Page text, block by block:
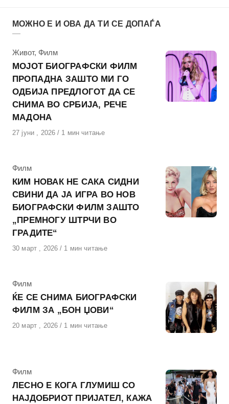
МОЖНО Е И ОВА ДА ТИ СЕ ДОПАЃА
КАтегорија
Живот, Филм
МОЈОТ БИОГРАФСКИ ФИЛМ
ПРОПАДНА ЗАШТО МИ ГО
ОДБИЈА ПРЕДЛОГОТ ДА СЕ
СНИМА ВО СРБИЈА, РЕЧЕ
МАДОНА
Објавено
27 јуни , 2026 1 мин читање
КАтегорија
Филм
КИМ НОВАК НЕ САКА СИДНИ
СВИНИ ДА ЈА ИГРА ВО НОВ
БИОГРАФСКИ ФИЛМ ЗАШТО
„ПРЕМНОГУ ШТРЧИ ВО
ГРАДИТЕ“
Објавено
30 март , 2026 1 мин читање
КАтегорија
Филм
ЌЕ СЕ СНИМА БИОГРАФСКИ
ФИЛМ ЗА „БОН ЏОВИ“
Објавено
20 март , 2026 1 мин читање
КАтегорија
Филм
ЛЕСНО Е КОГА ГЛУМИШ СО
НАЈДОБРИОТ ПРИЈАТЕЛ, КАЖА